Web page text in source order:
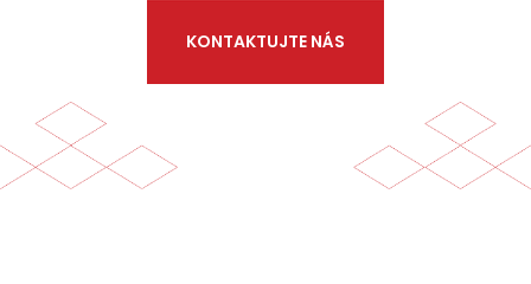
KONTAKTUJTE NÁS